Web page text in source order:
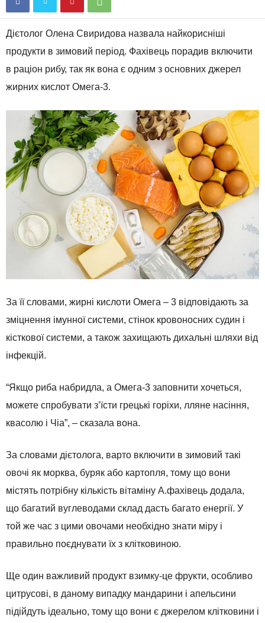
Дієтолог Олена Свиридова назвала найкорисніші
продукти в зимовий період. Фахівець порадив включити
в раціон рибу, так як вона є одним з основних джерел
жирних кислот Омега-3.
За її словами, жирні кислоти Омега – 3 відповідають за
зміцнення імунної системи, стінок кровоносних судин і
кісткової системи, а також захищають дихальні шляхи від
інфекцій.
“Якщо риба набридла, а Омега-3 заповнити хочеться,
можете спробувати з’їсти грецькі горіхи, лляне насіння,
квасолю і Чіа”, – сказала вона.
За словами дієтолога, варто включити в зимовий такі
овочі як морква, буряк або картопля, тому що вони
містять потрібну кількість вітаміну А.фахівець додала,
що багатий вуглеводами склад дасть багато енергії. У
той же час з цими овочами необхідно знати міру і
правильно поєднувати їх з клітковиною.
Ще один важливий продукт взимку-це фрукти, особливо
цитрусові, в даному випадку мандарини і апельсини
підійдуть ідеально, тому що вони є джерелом клітковини і